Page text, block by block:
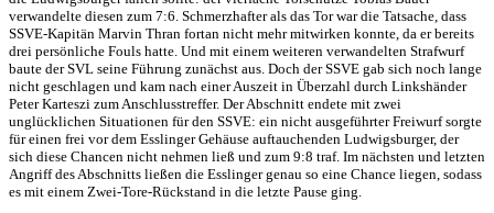
verwandelte diesen zum 7:6. Schmerzhafter als das Tor war die Tatsache, dass
SSVE-Kapitän Marvin Thran fortan nicht mehr mitwirken konnte, da er bereits
drei persönliche Fouls hatte. Und mit einem weiteren verwandelten Strafwurf
baute der SVL seine Führung zunächst aus. Doch der SSVE gab sich noch lange
nicht geschlagen und kam nach einer Auszeit in Überzahl durch Linkshänder
Peter Karteszi zum Anschlusstreffer. Der Abschnitt endete mit zwei
unglücklichen Situationen für den SSVE: ein nicht ausgeführter Freiwurf sorgte
für einen frei vor dem Esslinger Gehäuse auftauchenden Ludwigsburger, der
sich diese Chancen nicht nehmen ließ und zum 9:8 traf. Im nächsten und letzten
Angriff des Abschnitts ließen die Esslinger genau so eine Chance liegen, sodass
es mit einem Zwei-Tore-Rückstand in die letzte Pause ging.